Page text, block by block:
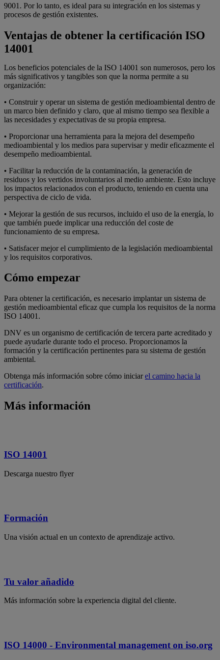
9001. Por lo tanto, es ideal para su integración en los sistemas y
procesos de gestión existentes.
Ventajas de obtener la certificación ISO
14001
Los beneficios potenciales de la ISO 14001 son numerosos, pero los
más significativos y tangibles son que la norma permite a su
organización:
• Construir y operar un sistema de gestión medioambiental dentro de
un marco bien definido y claro, que al mismo tiempo sea flexible a
las necesidades y expectativas de su propia empresa.
• Proporcionar una herramienta para la mejora del desempeño
medioambiental y los medios para supervisar y medir eficazmente el
desempeño medioambiental.
• Facilitar la reducción de la contaminación, la generación de
residuos y los vertidos involuntarios al medio ambiente. Esto incluye
los impactos relacionados con el producto, teniendo en cuenta una
perspectiva de ciclo de vida.
• Mejorar la gestión de sus recursos, incluido el uso de la energía, lo
que también puede implicar una reducción del coste de
funcionamiento de su empresa.
• Satisfacer mejor el cumplimiento de la legislación medioambiental
y los requisitos corporativos.
Cómo empezar
Para obtener la certificación, es necesario implantar un sistema de
gestión medioambiental eficaz que cumpla los requisitos de la norma
ISO 14001.
DNV es un organismo de certificación de tercera parte acreditado y
puede ayudarle durante todo el proceso. Proporcionamos la
formación y la certificación pertinentes para su sistema de gestión
ambiental.
Obtenga más información sobre cómo iniciarel camino hacia la
certificación.
Más información
ISO 14001
Descarga nuestro flyer
Formación
Una visión actual en un contexto de aprendizaje activo.
Tu valor añadido
Más información sobre la experiencia digital del cliente.
ISO 14000 - Environmental management on iso.org